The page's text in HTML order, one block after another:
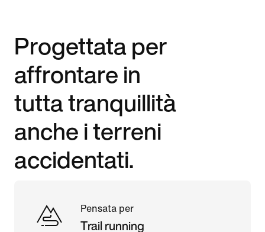
Progettata per
affrontare in
tutta tranquillità
anche i terreni
accidentati.
Pensata per
Trail running